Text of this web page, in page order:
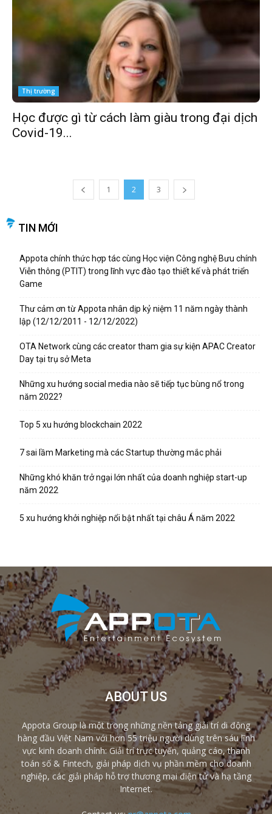
Thị trường
Học được gì từ cách làm giàu trong đại dịch
Covid-19...
1 2 3
TIN MỚI
Appota chính thức hợp tác cùng Học viện Công nghệ Bưu chính
Viễn thông (PTIT) trong lĩnh vực đào tạo thiết kế và phát triển
Game
Thư cảm ơn từ Appota nhân dịp kỷ niệm 11 năm ngày thành
lập (12/12/2011 - 12/12/2022)
OTA Network cùng các creator tham gia sự kiện APAC Creator
Day tại trụ sở Meta
Những xu hướng social media nào sẽ tiếp tục bùng nổ trong
năm 2022?
Top 5 xu hướng blockchain 2022
7 sai lầm Marketing mà các Startup thường mắc phải
Những khó khăn trở ngại lớn nhất của doanh nghiệp start-up
năm 2022
5 xu hướng khởi nghiệp nổi bật nhất tại châu Á năm 2022
ABOUT US
Appota Group là một trong những nền tảng giải trí di động
hàng đầu Việt Nam với hơn 55 triệu người dùng trên sáu lĩnh
vực kinh doanh chính: Giải trí trực tuyến, quảng cáo, thanh
toán số & Fintech, giải pháp dịch vụ phần mềm cho doanh
nghiệp, các giải pháp hỗ trợ thương mại điện tử và hạ tầng
Internet.